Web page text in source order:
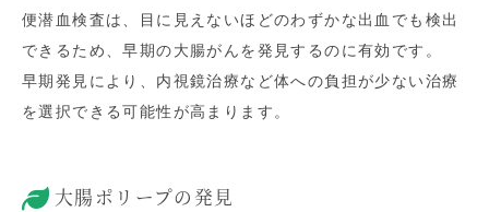
便潜血検査は、目に見えないほどのわずかな出血でも検出
できるため、早期の大腸がんを発見するのに有効です。
早期発見により、内視鏡治療など体への負担が少ない治療
を選択できる可能性が高まります。
大腸ポリープの発見